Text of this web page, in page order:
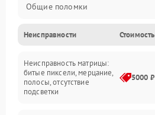
Общие поломки
Устройства
Программные ошибки
Электрические и системные сбои
Неисправности Стоимость
Неисправность матрицы:
битые пиксели, мерцание,
полосы, отсутствие
подсветки
5000 ₽